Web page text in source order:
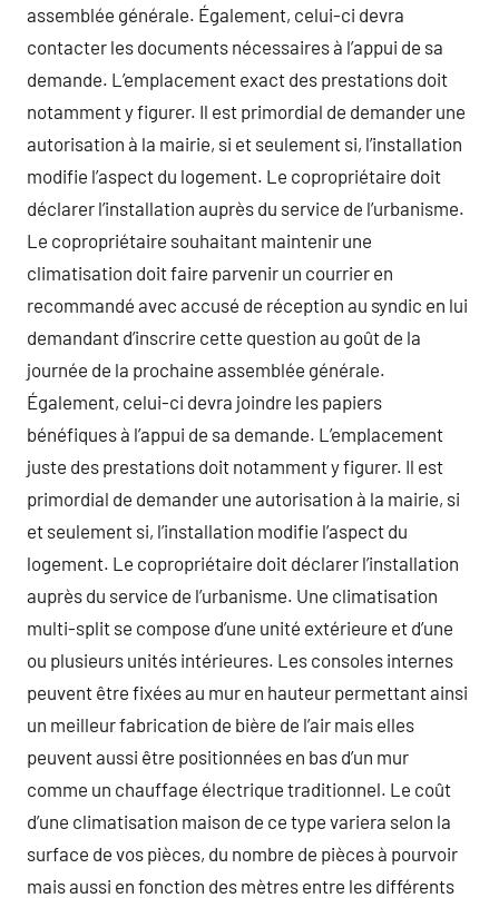
assemblée générale. Également, celui-ci devra
contacter les documents nécessaires à l’appui de sa
demande. L’emplacement exact des prestations doit
notamment y figurer. Il est primordial de demander une
autorisation à la mairie, si et seulement si, l’installation
modifie l’aspect du logement. Le copropriétaire doit
déclarer l’installation auprès du service de l’urbanisme.
Le copropriétaire souhaitant maintenir une
climatisation doit faire parvenir un courrier en
recommandé avec accusé de réception au syndic en lui
demandant d’inscrire cette question au goût de la
journée de la prochaine assemblée générale.
Également, celui-ci devra joindre les papiers
bénéfiques à l’appui de sa demande. L’emplacement
juste des prestations doit notamment y figurer. Il est
primordial de demander une autorisation à la mairie, si
et seulement si, l’installation modifie l’aspect du
logement. Le copropriétaire doit déclarer l’installation
auprès du service de l’urbanisme. Une climatisation
multi-split se compose d’une unité extérieure et d’une
ou plusieurs unités intérieures. Les consoles internes
peuvent être fixées au mur en hauteur permettant ainsi
un meilleur fabrication de bière de l’air mais elles
peuvent aussi être positionnées en bas d’un mur
comme un chauffage électrique traditionnel. Le coût
d’une climatisation maison de ce type variera selon la
surface de vos pièces, du nombre de pièces à pourvoir
mais aussi en fonction des mètres entre les différents